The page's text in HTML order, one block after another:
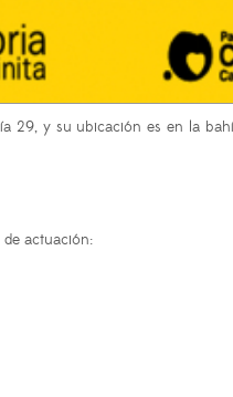
29, y su ubicación es en la
actuación: